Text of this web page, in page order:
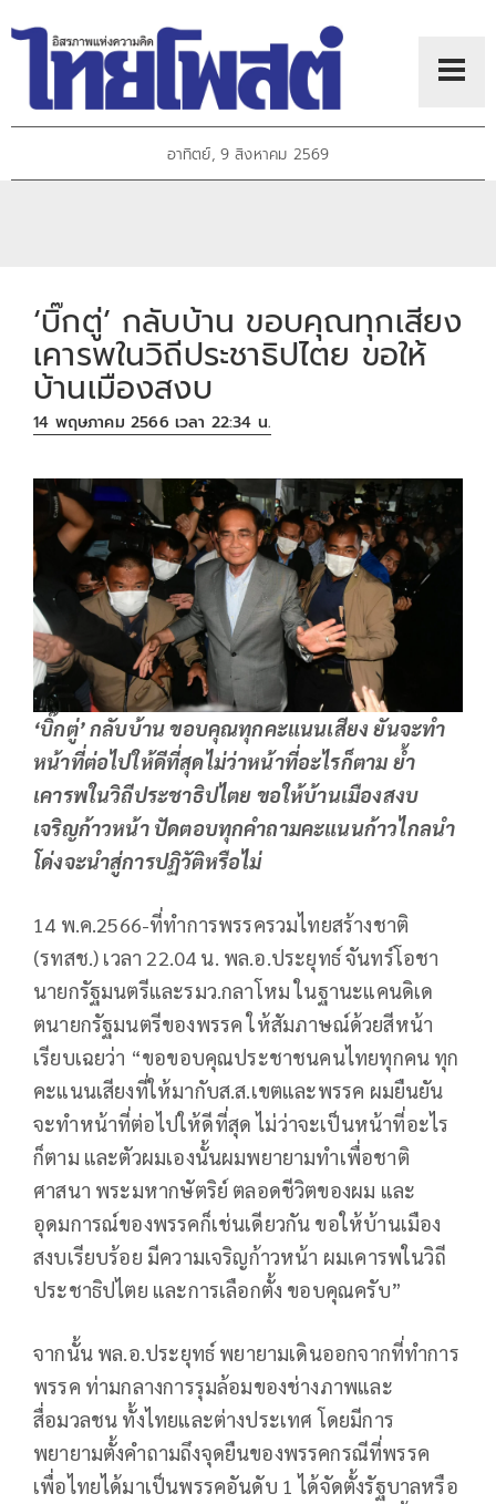
อาทิตย์, 9 สิงหาคม 2569
‘บิ๊กตู่’ กลับบ้าน ขอบคุณทุกเสียง
เคารพในวิถีประชาธิปไตย ขอให้
บ้านเมืองสงบ
14 พฤษภาคม 2566 เวลา 22:34 น.
‘บิ๊กตู่’ กลับบ้าน ขอบคุณทุกคะแนนเสียง ยันจะทำ
หน้าที่ต่อไปให้ดีที่สุดไม่ว่าหน้าที่อะไรก็ตาม ย้ำ
เคารพในวิถีประชาธิปไตย ขอให้บ้านเมืองสงบ
เจริญก้าวหน้า ปัดตอบทุกคำถามคะแนนก้าวไกลนำ
โด่งจะนำสู่การปฏิวัติหรือไม่
14 พ.ค.2566-ที่ทำการพรรครวมไทยสร้างชาติ
(รทสช.) เวลา 22.04 น. พล.อ.ประยุทธ์ จันทร์โอชา
นายกรัฐมนตรีและรมว.กลาโหม ในฐานะแคนดิเด
ตนายกรัฐมนตรีของพรรค ให้สัมภาษณ์ด้วยสีหน้า
เรียบเฉยว่า “ขอขอบคุณประชาชนคนไทยทุกคน ทุก
คะแนนเสียงที่ให้มากับส.ส.เขตและพรรค ผมยืนยัน
จะทำหน้าที่ต่อไปให้ดีที่สุด ไม่ว่าจะเป็นหน้าที่อะไร
ก็ตาม และตัวผมเองนั้นผมพยายามทำเพื่อชาติ
ศาสนา พระมหากษัตริย์ ตลอดชีวิตของผม และ
อุดมการณ์ของพรรคก็เช่นเดียวกัน ขอให้บ้านเมือง
สงบเรียบร้อย มีความเจริญก้าวหน้า ผมเคารพในวิถี
ประชาธิปไตย และการเลือกตั้ง ขอบคุณครับ”
จากนั้น พล.อ.ประยุทธ์ พยายามเดินออกจากที่ทำการ
พรรค ท่ามกลางการรุมล้อมของช่างภาพและ
สื่อมวลชน ทั้งไทยและต่างประเทศ โดยมีการ
พยายามตั้งคำถามถึงจุดยืนของพรรคกรณีที่พรรค
เพื่อไทยได้มาเป็นพรรคอันดับ 1 ได้จัดตั้งรัฐบาลหรือ